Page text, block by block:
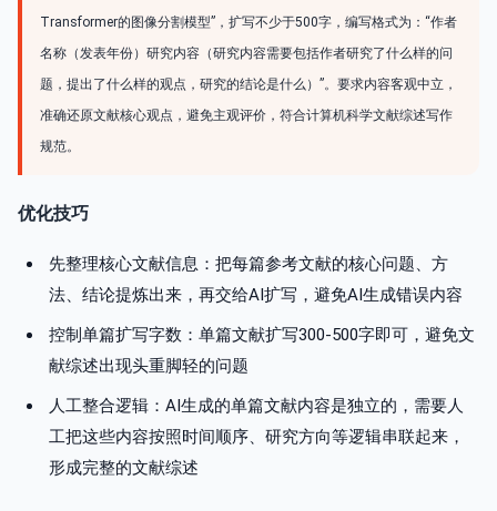
Transformer的图像分割模型”，扩写不少于500字，编写格式为：“作者
名称（发表年份）研究内容（研究内容需要包括作者研究了什么样的问
题，提出了什么样的观点，研究的结论是什么）”。要求内容客观中立，
准确还原文献核心观点，避免主观评价，符合计算机科学文献综述写作
规范。
优化技巧
先整理核心文献信息：把每篇参考文献的核心问题、方
法、结论提炼出来，再交给AI扩写，避免AI生成错误内容
控制单篇扩写字数：单篇文献扩写300-500字即可，避免文
献综述出现头重脚轻的问题
人工整合逻辑：AI生成的单篇文献内容是独立的，需要人
工把这些内容按照时间顺序、研究方向等逻辑串联起来，
形成完整的文献综述